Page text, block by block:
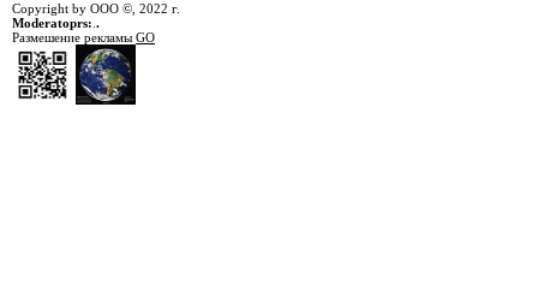
Copyright by ООО ©, 2022 г.
Moderatoprs: .
Размешение рекламы GO